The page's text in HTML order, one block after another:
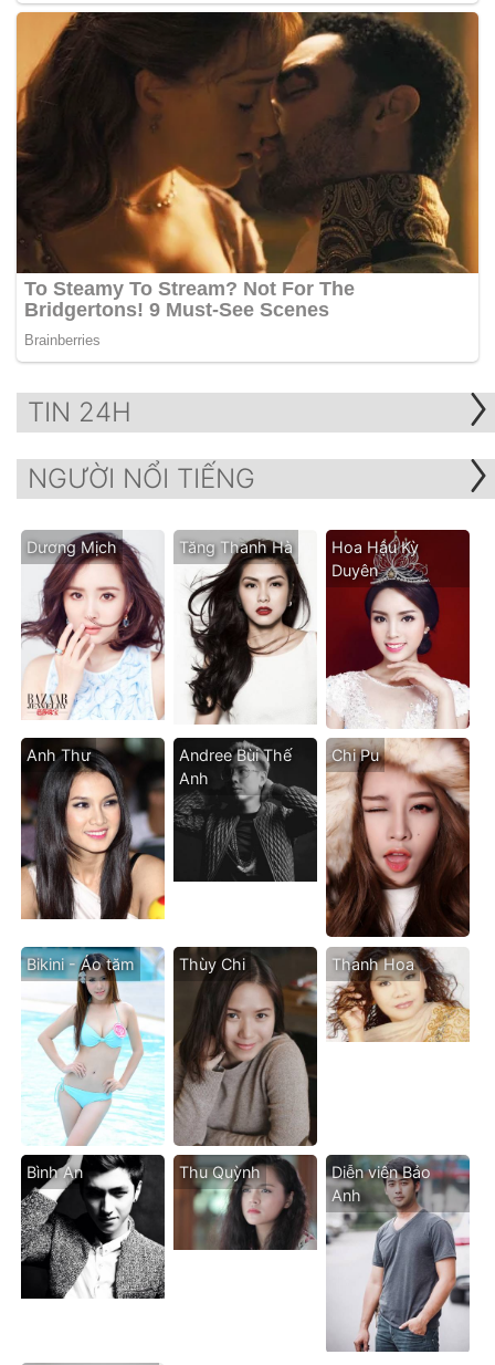
TIN 24H
NGƯỜI NỔI TIẾNG
Dương Mịch Tăng Thanh Hà
Hoa Hậu Kỳ
Duyên
Anh Thư
Andree Bùi Thế
Anh
Chi Pu
Bikini - Áo tăm Thùy Chi Thanh Hoa
Bình An Thu Quỳnh
Diễn viên Bảo
Anh